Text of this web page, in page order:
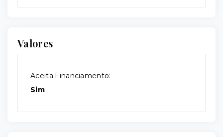
Valores
Aceita Financiamento:
Sim